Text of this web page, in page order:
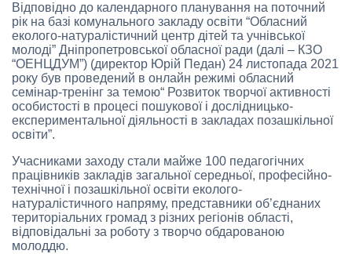
Відповідно до календарного планування на поточний
рік на базі комунального закладу освіти “Обласний
еколого-натуралістичний центр дітей та учнівської
молоді” Дніпропетровської обласної ради (далі – КЗО
“ОЕНЦДУМ”) (директор Юрій Педан) 24 листопада 2021
року був проведений в онлайн режимі обласний
семінар-тренінг за темою“ Розвиток творчої активності
особистості в процесі пошукової і дослідницько-
експериментальної діяльності в закладах позашкільної
освіти”.
Учасниками заходу стали майже 100 педагогічних
працівників закладів загальної середньої, професійно-
технічної і позашкільної освіти еколого-
натуралістичного напряму, представники об’єднаних
територіальних громад з різних регіонів області,
відповідальні за роботу з творчо обдарованою
молоддю.